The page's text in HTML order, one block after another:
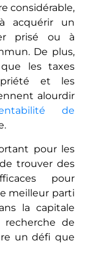
considérable,
acquérir un
prisé ou à
De plus,
les taxes
et les
alourdir
de
pour les
trouver des
pour
meilleur parti
la capitale
recherche de
un défi que